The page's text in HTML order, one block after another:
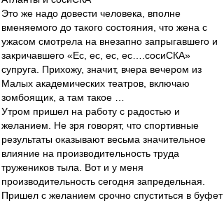
Это же надо довести человека, вполне
вменяемого до такого состояния, что жена с
ужасом смотрела на внезапно запрыгавшего и
закричавшего «Ес, ес, ес, ес….сосиСКА»
супруга. Прихожу, значит, вчера вечером из
Малых академических театров, включаю
зомбоящик, а там такое …
Утром пришел на работу с радостью и
желанием. Не зря говорят, что спортивные
результаты оказывают весьма значительное
влияние на производительность труда
тружеников тыла. Вот и у меня
производительность сегодня запредельная.
Пришел с желанием срочно спуститься в буфет